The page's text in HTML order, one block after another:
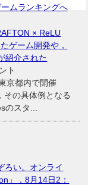
ムランキングへ
× ReLU
ゲーム開発や，
紹介された
ト
京都内で開催
その具体例となる
のスタ...
ろい。オンライ
」，8月14日2：